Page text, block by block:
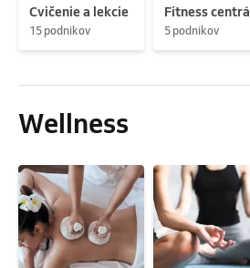
Cvičenie a lekcie
15 podnikov
Fitness centrá
5 podnikov
Wellness